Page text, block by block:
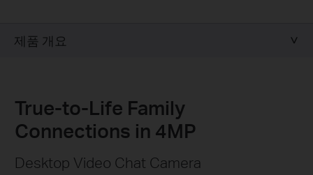
제품 개요
True-to-Life Family
Connections in 4MP
Desktop Video Chat Camera